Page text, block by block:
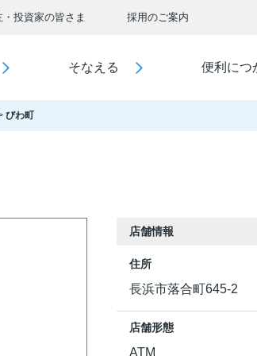
・投資家の皆さま 採用のご案内
そなえる 便利につ
びわ町
店舗情報
住所
長浜市落合町645-2
店舗形態
ATM